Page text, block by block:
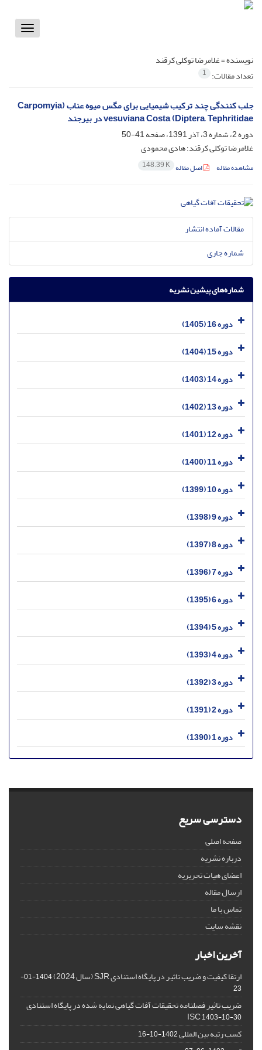
Toggle
نویسنده =غلامرضا توکلی کرقند
تعداد مقالات: 1
جلب کنندگی چند ترکیب شیمیایی برای مگس میوه عناب (Carpomyia
vesuviana Costa (Diptera, Tephritidae در بیرجند
دوره 2، شماره 3، آذر 1391، صفحه
41-50
غلامرضا توکلی کرقند؛ هادی محمودی
مشاهده مقاله اصل مقاله 148.39 K
مقالات آماده انتشار
شماره جاری
شماره‌های پیشین نشریه
دوره 16 (1405)
دوره 15 (1404)
دوره 14 (1403)
دوره 13 (1402)
دوره 12 (1401)
دوره 11 (1400)
دوره 10 (1399)
دوره 9 (1398)
دوره 8 (1397)
دوره 7 (1396)
دوره 6 (1395)
دوره 5 (1394)
دوره 4 (1393)
دوره 3 (1392)
دوره 2 (1391)
دوره 1 (1390)
دسترسی سریع
صفحه اصلی
درباره نشریه
اعضای هیات تحریریه
ارسال مقاله
تماس با ما
نقشه سایت
آخرین اخبار
ارتقا کیفیت و ضریب تاثیر در پایگاه استنادی SJR (سال 2024)
1404-01-
23
ضریب تاثیر فصلنامه تحقیقات آفات گیاهی نمایه شده در پایگاه استنادی
ISC1403-10-30
کسب رتبه بین المللی1402-10-16